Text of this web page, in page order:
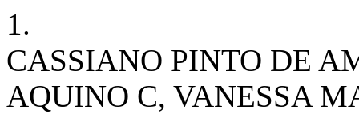
1.
CASSIANO PINTO DE
AQUINO C, VANESSA